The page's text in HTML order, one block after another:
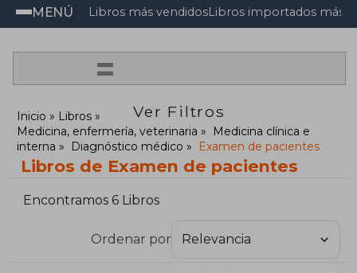
MENÚ Libros más vendidosLibros importados más
=
Ver Filtros
Inicio
Libros
Medicina, enfermería, veterinaria
Medicina clínica e
interna
Diagnóstico médico Examen de pacientes
Libros de Examen de pacientes
Encontramos 6 Libros
Ordenar por